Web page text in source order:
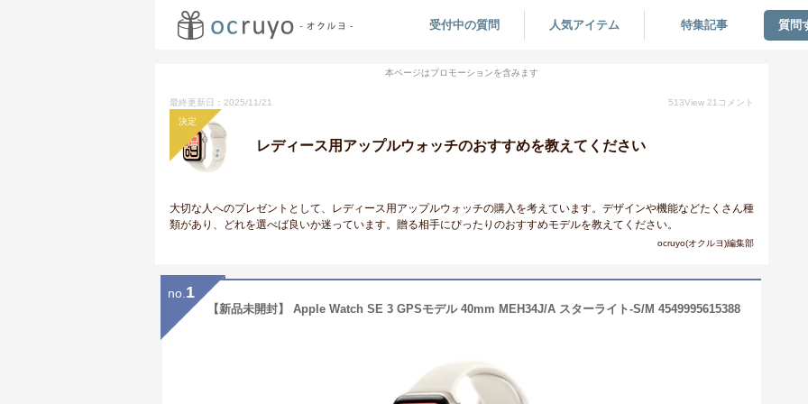
受付中の質問 人気アイテム 特集記事 質問
本ページはプロモーションを含みます
最終更新日：2025/11/21 513View 21 コメント
決定
レディース用アップルウォッチのおすすめを教えてください
大切な人へのプレゼントとして、レディース用アップルウォッチの購入を考えています。デザインや機能などたくさん種
類があり、どれを選べば良いか迷っています。贈る相手にぴったりのおすすめモデルを教えてください。
ocruyo(オクルヨ)編集部
no. 1
【新品未開封】 Apple Watch SE 3 GPSモデル 40mm MEH34J/A スターライト-S/M 4549995615388